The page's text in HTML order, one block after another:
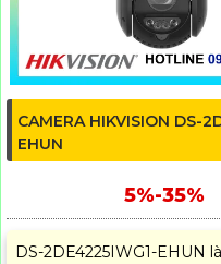
CAMERA HIKVISION DS-
EHUN
5%-35%
DS-2DE4225IWG1-EHUN